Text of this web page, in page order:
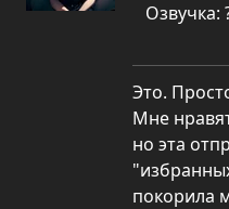
Озвучка:
Это.
Мне
но эта
покорила